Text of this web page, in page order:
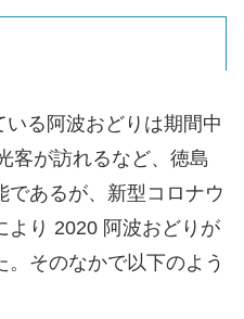
る阿波おどりは期間中
客が訪れるなど、徳島
であるが、新型コロナウ
より 2020 阿波おどりが
そのなかで以下のよう